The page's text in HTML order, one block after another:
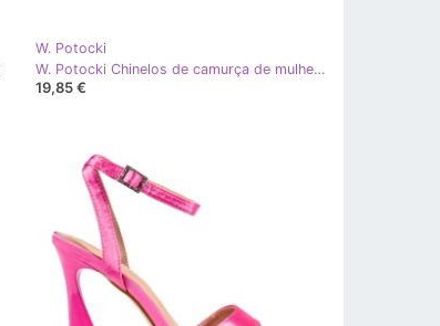
W. Potocki
W. Potocki Chinelos de camurça de mulher com corrente Potocki rosa
19,85 €